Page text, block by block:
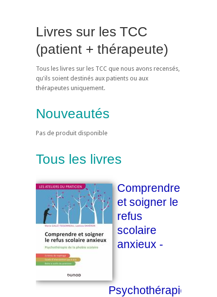
Livres sur les TCC
(patient + thérapeute)
Tous les livres sur les TCC que nous avons recensés,
qu'ils soient destinés aux patients ou aux
thérapeutes uniquement.
Nouveautés
Pas de produit disponible
Tous les livres
Comprendre
et soigner le
refus
scolaire
anxieux -
Psychothérapie